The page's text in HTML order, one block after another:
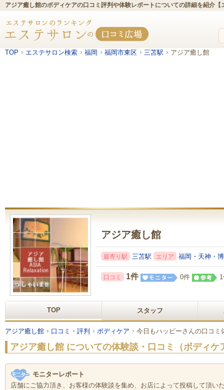
アジア癒し館のボディケアの口コミ評判や体験レポートについての詳細を紹介【
TOP エステサロン検索 福岡 福岡市東区 三苫駅 アジア癒し館
アジア癒し館
最寄り駅 三苫駅 エリア 福岡・天神・
口コミ 1件 0件
TOP スタッフ
アジア癒し館 口コミ・評判 ボディケア 今日もハッピーさんの口コミ
アジア癒し館 についての体験談・口コミ（ボディケ
モニターレポート
店舗にご協力頂き、お客様の体験談を集め、お店によって投稿して頂い